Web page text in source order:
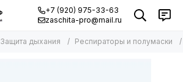
+7 (920) 975-33-63
zaschita-pro@mail.ru
Защита дыхания Респираторы и полумаски